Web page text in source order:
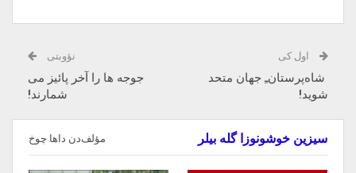
اول کی
شاه‌پرستان‌ـِ جهان متحد
شوید!
نؤوبتی
جوجه ها را آخر پائیز می
شمارند!
سیزین خوشونوزا گله بیلر مؤلف‌دن داها چوخ